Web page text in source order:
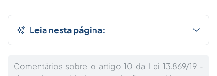
Leia nesta página:
Comentários sobre o artigo 10 da Lei 13.869/19 -